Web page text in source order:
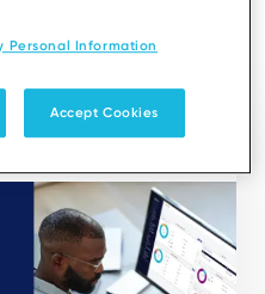
Personal Information
Accept Cookies